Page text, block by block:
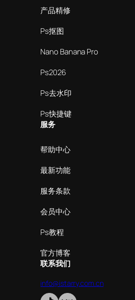
产品精修
Ps抠图
Nano Banana Pro
Ps2026
Ps去水印
Ps快捷键
服务
帮助中心
最新功能
服务条款
会员中心
Ps教程
官方博客
联系我们
info@istarry.com.cn